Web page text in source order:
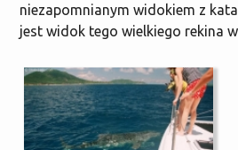
niezapomnianym widokiem z
jest widok tego wielkiego rekina